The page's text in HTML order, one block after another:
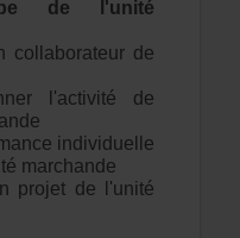
de l'unité
collaborateur de
l'activité de
individuelle
marchande
projet de l'unité